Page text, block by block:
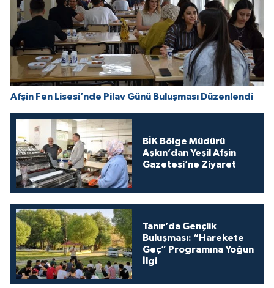
Afşin Fen Lisesi’nde Pilav Günü Buluşması Düzenlendi
BİK Bölge Müdürü
Aşkın’dan Yeşil Afşin
Gazetesi’ne Ziyaret
Tanır’da Gençlik
Buluşması: “Harekete
Geç” Programına Yoğun
İlgi